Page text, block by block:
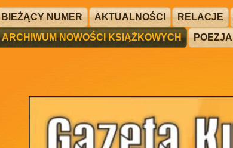
BIEŻĄCY NUMER AKTUALNOŚCI RELACJE
ARCHIWUM NOWOŚCI KSIĄŻKOWYCH
POEZJA